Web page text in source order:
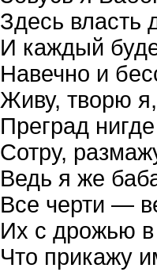
Здесь власть
И каждый
Навечно и
Живу, творю я,
Преград
Сотру,
Ведь я же
Все черти —
Их с дрожью
Что прикажу